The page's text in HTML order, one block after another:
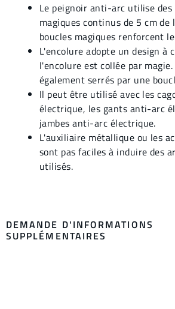
Le peignoir anti-arc utilise
magiques continus de 5 cm
boucles magiques renforcent
L'encolure adopte un design à
l'encolure est collée par
également serrés par une
Il peut être utilisé avec les
électrique, les gants anti-arc
jambes anti-arc électrique.
L'auxiliaire métallique ou les
sont pas faciles à induire des
utilisés.
DEMANDE D'INFORMATIONS
SUPPLÉMENTAIRES